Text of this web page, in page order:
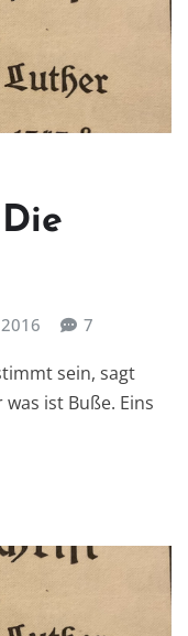
7
sein, sagt
ist Buße. Eins